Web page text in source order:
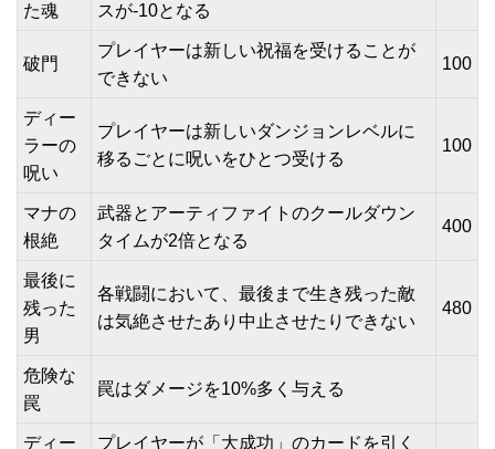
た魂
スが-10となる
破門
プレイヤーは新しい祝福を受けることが
できない
100
ディー
ラーの
呪い
プレイヤーは新しいダンジョンレベルに
移るごとに呪いをひとつ受ける
100
マナの
根絶
武器とアーティファイトのクールダウン
タイムが2倍となる
400
最後に
残った
男
各戦闘において、最後まで生き残った敵
は気絶させたあり中止させたりできない
480
危険な
罠
罠はダメージを10%多く与える
ディー
プレイヤーが「大成功」のカードを引く